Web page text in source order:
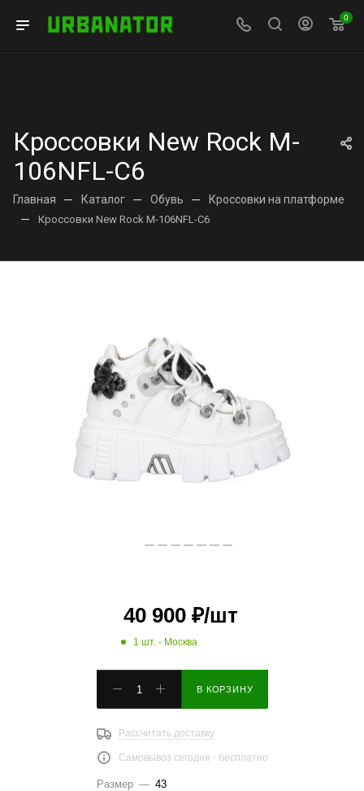
0
Кроссовки New Rock M-
106NFL-C6
Главная — Каталог — Обувь — Кроссовки на платформе
— Кроссовки New Rock M-106NFL-C6
40 900₽/шт
1 шт. - Москва
В КОРЗИНУ
Рассчитать доставку
Самовывоз сегодня - бесплатно
Размер — 43